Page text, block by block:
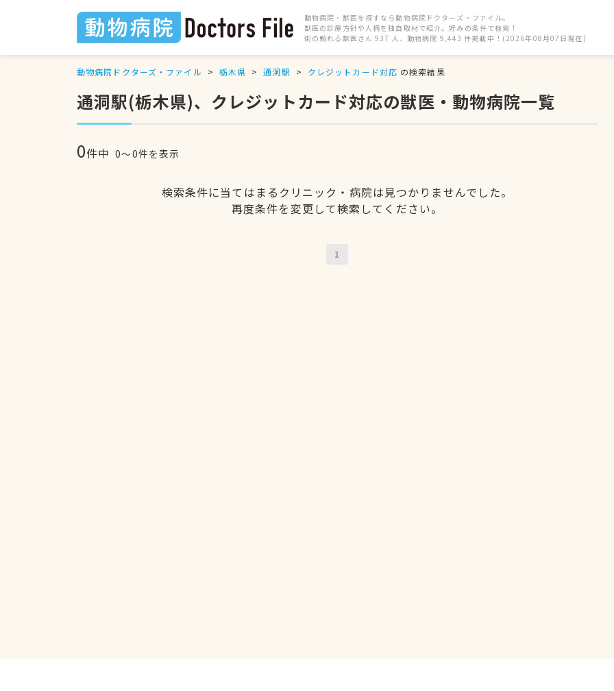
動物病院・獣医を探すなら動物病院ドクターズ・ファイル。
獣医の診療方針や人柄を独自取材で紹介。好みの条件で検索！
街の頼れる獣医さん 937 人、動物病院 9,443 件掲載中！(2026年08月07日現在)
動物病院ドクターズ・ファイル 栃木県 通洞駅 クレジットカード対応 の検索結果
通洞駅(栃木県)、クレジットカード対応の獣医・動物病院一覧
0件中 0〜0件を表示
検索条件に当てはまるクリニック・病院は見つかりませんでした。
再度条件を変更して検索してください。
1